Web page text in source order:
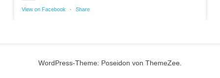
View on Facebook · Share
WordPress-Theme: Poseidon von ThemeZee.